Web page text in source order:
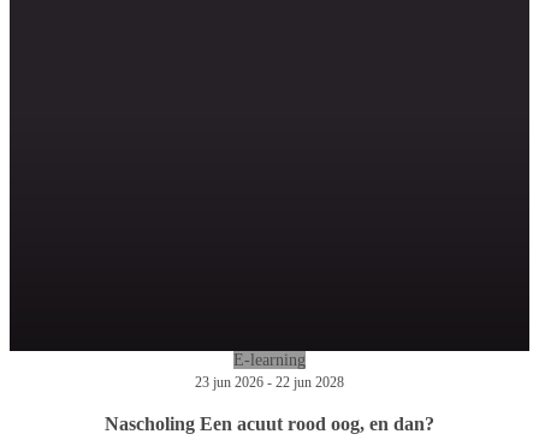
E-learning
23 jun 2026 - 22 jun 2028
Nascholing Een acuut rood oog, en dan?